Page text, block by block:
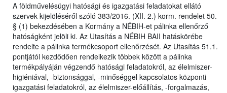
A földművelésügyi hatósági és igazgatási feladatokat ellátó
szervek kijelöléséről szóló 383/2016. (XII. 2.) korm. rendelet 50.
§ (1) bekezdésében a Kormány a NÉBIH-et pálinka ellenőrző
hatóságként jelöli ki. Az Utasítás a NÉBIH BAII hatáskörébe
rendelte a pálinka termékcsoport ellenőrzését. Az Utasítás 51.1.
pontjától kezdődően rendelkezik többek között a pálinka
termékpályáján végzendő hatósági feladatokról, az élelmiszer-
higiéniával, -biztonsággal, -minőséggel kapcsolatos központi
igazgatási feladatokról, az élelmiszer-előállítás, -forgalmazás,